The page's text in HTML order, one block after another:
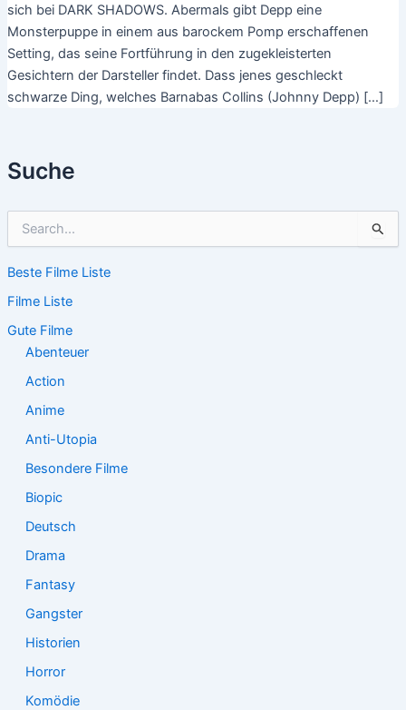
Suche
h
n
n
Beste Filme Liste
Filme Liste
Gute Filme
Abenteuer
Action
Anime
Anti-Utopia
Besondere Filme
Biopic
Deutsch
Drama
Fantasy
Gangster
Historien
Horror
Komödie
sich bei DARK SHADOWS. Abermals gibt Depp eine
Monsterpuppe in einem aus barockem Pomp erschaffenen
Setting, das seine Fortführung in den zugekleisterten
Gesichtern der Darsteller findet. Dass jenes geschleckt
schwarze Ding, welches Barnabas Collins (Johnny Depp) […]